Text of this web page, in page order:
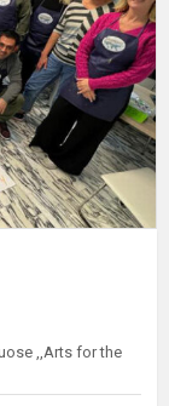
,,Arts for the